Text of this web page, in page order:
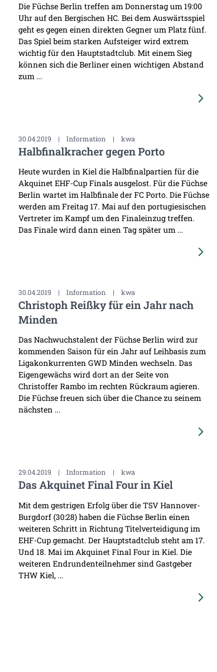
Die Füchse Berlin treffen am Donnerstag um 19:00
Uhr auf den Bergischen HC. Bei dem Auswärtsspiel
geht es gegen einen direkten Gegner um Platz fünf.
Das Spiel beim starken Aufsteiger wird extrem
wichtig für den Hauptstadtclub. Mit einem Sieg
können sich die Berliner einen wichtigen Abstand
zum ...
30.04.2019 | Information | kwa
Halbfinalkracher gegen Porto
Heute wurden in Kiel die Halbfinalpartien für die
Akquinet EHF-Cup Finals ausgelost. Für die Füchse
Berlin wartet im Halbfinale der FC Porto. Die Füchse
werden am Freitag 17. Mai auf den portugiesischen
Vertreter im Kampf um den Finaleinzug treffen.
Das Finale wird dann einen Tag später um ...
30.04.2019 | Information | kwa
Christoph Reißky für ein Jahr nach
Minden
Das Nachwuchstalent der Füchse Berlin wird zur
kommenden Saison für ein Jahr auf Leihbasis zum
Ligakonkurrenten GWD Minden wechseln. Das
Eigengewächs wird dort an der Seite von
Christoffer Rambo im rechten Rückraum agieren.
Die Füchse freuen sich über die Chance zu seinem
nächsten ...
29.04.2019 | Information | kwa
Das Akquinet Final Four in Kiel
Mit dem gestrigen Erfolg über die TSV Hannover-
Burgdorf (30:28) haben die Füchse Berlin einen
weiteren Schritt in Richtung Titelverteidigung im
EHF-Cup gemacht. Der Hauptstadtclub steht am 17.
Und 18. Mai im Akquinet Final Four in Kiel. Die
weiteren Endrundenteilnehmer sind Gastgeber
THW Kiel, ...